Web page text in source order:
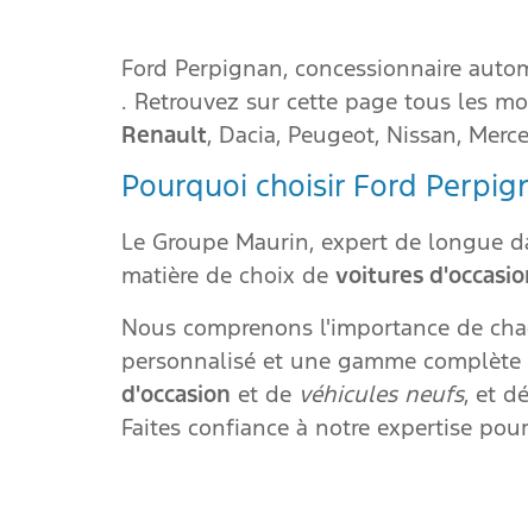
Ford Perpignan, concessionnaire
. Retrouvez sur cette page tous les
Renault, Dacia, Peugeot, Nissan,
Pourquoi choisir Ford
Le Groupe Maurin, expert de longue
matière de choix de voitures
Nous comprenons l'importance de
personnalisé et une gamme
d'occasion et de véhicules neufs, et
Faites confiance à notre expertise